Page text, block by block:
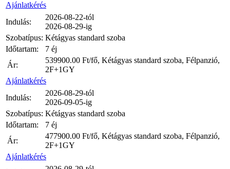
Ajánlatkérés
Indulás:
2026-08-22-tól
2026-08-29-ig
Szobatípus: Kétágyas standard szoba
Időtartam:
7 éj
Ár:
539900.00 Ft/fő, Kétágyas standard szoba, Félpanzió,
2F+1GY
Ajánlatkérés
Indulás:
2026-08-29-tól
2026-09-05-ig
Szobatípus: Kétágyas standard szoba
Időtartam:
7 éj
Ár:
477900.00 Ft/fő, Kétágyas standard szoba, Félpanzió,
2F+1GY
Ajánlatkérés